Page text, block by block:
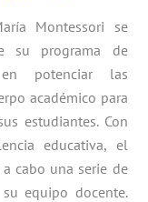
Montessori se
su programa de
en potenciar las
académico para
estudiantes. Con
educativa, el
cabo una serie de
equipo docente.